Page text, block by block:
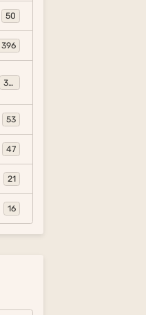
50
396
306
53
47
21
16